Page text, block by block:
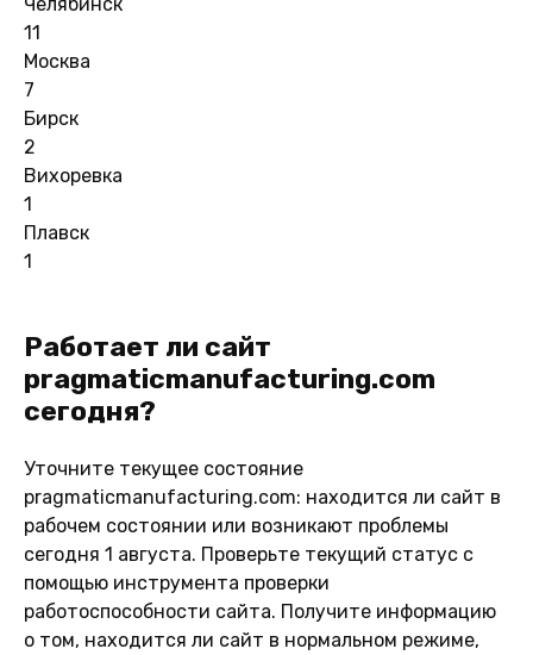
11
Москва
7
Бирск
2
Вихоревка
1
Плавск
1
Работает ли сайт
pragmaticmanufacturing.com
сегодня?
Уточните текущее состояние
pragmaticmanufacturing.com: находится ли сайт в
рабочем состоянии или возникают проблемы
сегодня 1 августа. Проверьте текущий статус с
помощью инструмента проверки
работоспособности сайта. Получите информацию
о том, находится ли сайт в нормальном режиме,